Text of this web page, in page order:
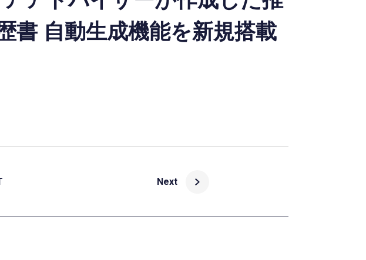
自動生成機能を新規搭載
Next